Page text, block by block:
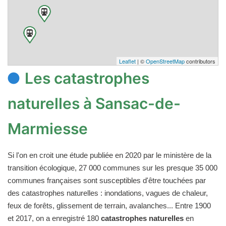
Leaflet | ©OpenStreetMapcontributors
Les catastrophes
naturelles à Sansac-de-
Marmiesse
Si l'on en croit une étude publiée en 2020 par le ministère de la
transition écologique, 27 000 communes sur les presque 35 000
communes françaises sont susceptibles d'être touchées par
des catastrophes naturelles : inondations, vagues de chaleur,
feux de forêts, glissement de terrain, avalanches... Entre 1900
et 2017, on a enregistré 180 catastrophes naturelles en